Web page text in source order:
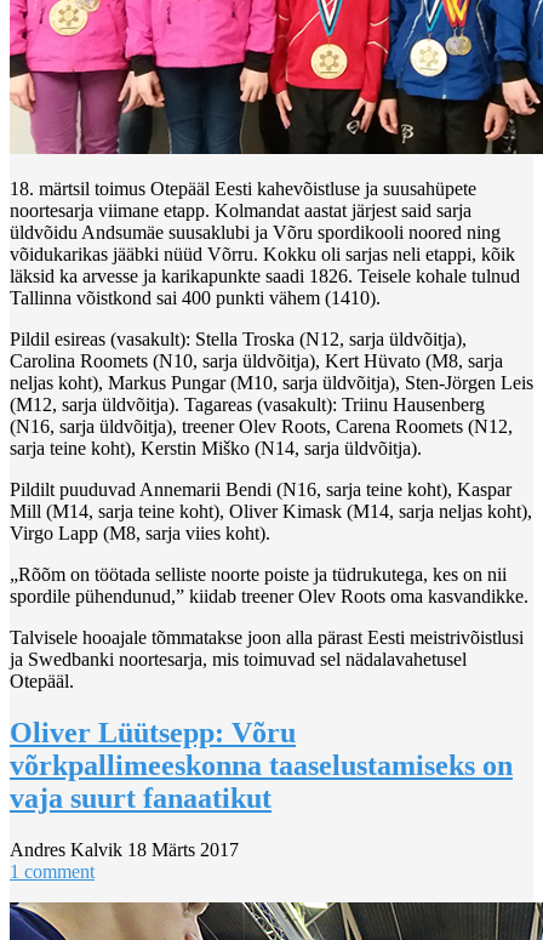
18. märtsil toimus Otepääl Eesti kahevõistluse ja suusahüpete
noortesarja viimane etapp. Kolmandat aastat järjest said sarja
üldvõidu Andsumäe suusaklubi ja Võru spordikooli noored ning
võidukarikas jääbki nüüd Võrru. Kokku oli sarjas neli etappi, kõik
läksid ka arvesse ja karikapunkte saadi 1826. Teisele kohale tulnud
Tallinna võistkond sai 400 punkti vähem (1410).
Pildil esireas (vasakult): Stella Troska (N12, sarja üldvõitja),
Carolina Roomets (N10, sarja üldvõitja), Kert Hüvato (M8, sarja
neljas koht), Markus Pungar (M10, sarja üldvõitja), Sten-Jörgen Leis
(M12, sarja üldvõitja). Tagareas (vasakult): Triinu Hausenberg
(N16, sarja üldvõitja), treener Olev Roots, Carena Roomets (N12,
sarja teine koht), Kerstin Miško (N14, sarja üldvõitja).
Pildilt puuduvad Annemarii Bendi (N16, sarja teine koht), Kaspar
Mill (M14, sarja teine koht), Oliver Kimask (M14, sarja neljas koht),
Virgo Lapp (M8, sarja viies koht).
„Rõõm on töötada selliste noorte poiste ja tüdrukutega, kes on nii
spordile pühendunud,” kiidab treener Olev Roots oma kasvandikke.
Talvisele hooajale tõmmatakse joon alla pärast Eesti meistrivõistlusi
ja Swedbanki noortesarja, mis toimuvad sel nädalavahetusel
Otepääl.
Oliver Lüütsepp: Võru
võrkpallimeeskonna taaselustamiseks on
vaja suurt fanaatikut
Andres Kalvik 18 Märts 2017
1 comment